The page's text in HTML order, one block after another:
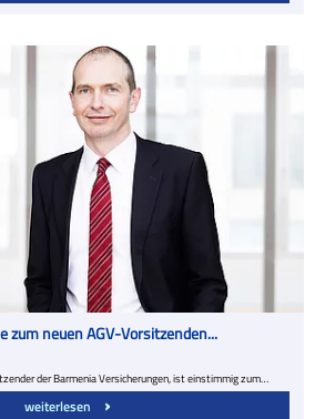
zum neuen AGV-Vorsitzenden...
der Barmenia Versicherungen, ist einstimmig zum…
weiterlesen